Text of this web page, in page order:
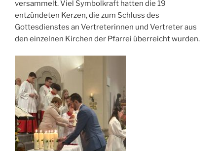
versammelt. Viel Symbolkraft hatten die 19
entzündeten Kerzen, die zum Schluss des
Gottesdienstes an Vertreterinnen und Vertreter aus
den einzelnen Kirchen der Pfarrei überreicht wurden.